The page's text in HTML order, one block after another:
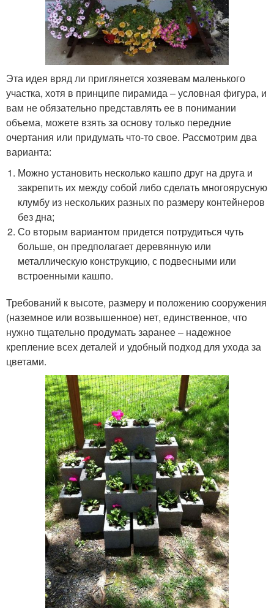
Эта идея вряд ли приглянется хозяевам маленького
участка, хотя в принципе пирамида – условная фигура, и
вам не обязательно представлять ее в понимании
объема, можете взять за основу только передние
очертания или придумать что-то свое. Рассмотрим два
варианта:
Можно установить несколько кашпо друг на друга и
закрепить их между собой либо сделать многоярусную
клумбу из нескольких разных по размеру контейнеров
без дна;
Со вторым вариантом придется потрудиться чуть
больше, он предполагает деревянную или
металлическую конструкцию, с подвесными или
встроенными кашпо.
Требований к высоте, размеру и положению сооружения
(наземное или возвышенное) нет, единственное, что
нужно тщательно продумать заранее – надежное
крепление всех деталей и удобный подход для ухода за
цветами.